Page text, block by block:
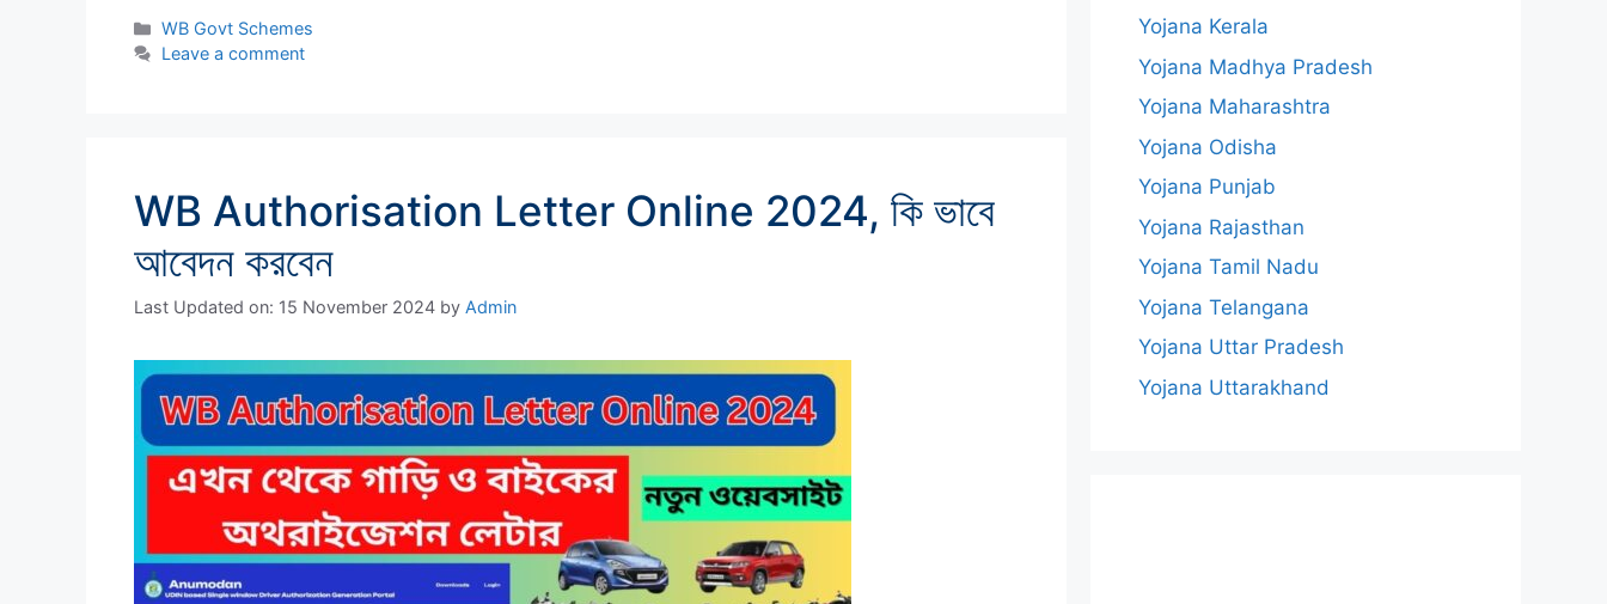
Categories
WB Govt Schemes
Leave a comment
WB Authorisation Letter Online 2024, কি ভাবে
আবেদন করবেন
Last Updated on: 15 November 2024 by Admin
Yojana Kerala
Yojana Madhya Pradesh
Yojana Maharashtra
Yojana Odisha
Yojana Punjab
Yojana Rajasthan
Yojana Tamil Nadu
Yojana Telangana
Yojana Uttar Pradesh
Yojana Uttarakhand